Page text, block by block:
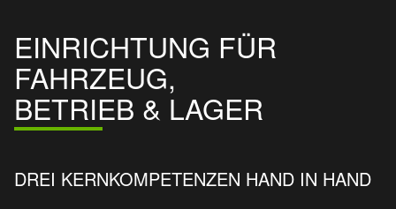
EINRICHTUNG FÜR
FAHRZEUG,
BETRIEB & LAGER
DREI KERNKOMPETENZEN HAND IN HAND